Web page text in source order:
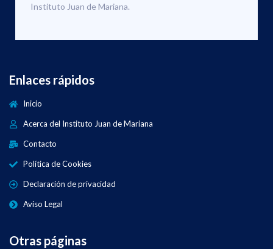
Instituto Juan de Mariana.
Enlaces rápidos
Inicio
Acerca del Instituto Juan de Mariana
Contacto
Política de Cookies
Declaración de privacidad
Aviso Legal
Otras páginas